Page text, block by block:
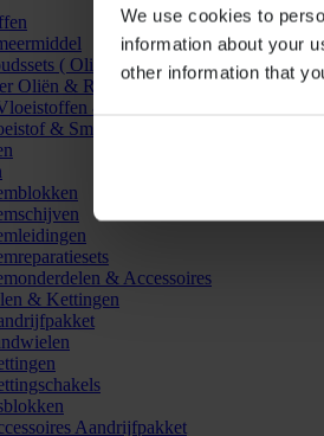
We use cookies to
information about your
other information that
( Olie & Filter)
Oliën & Reinigers
& Smeermiddelen
& Smeermiddel Accessoires
& Accessoires
& Kettingen
Aandrijfpakket